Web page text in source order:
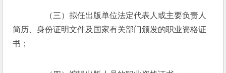
（三）拟任出版单位法定代表人或主要负责人
简历、身份证明文件及国家有关部门颁发的职业资格证
书；